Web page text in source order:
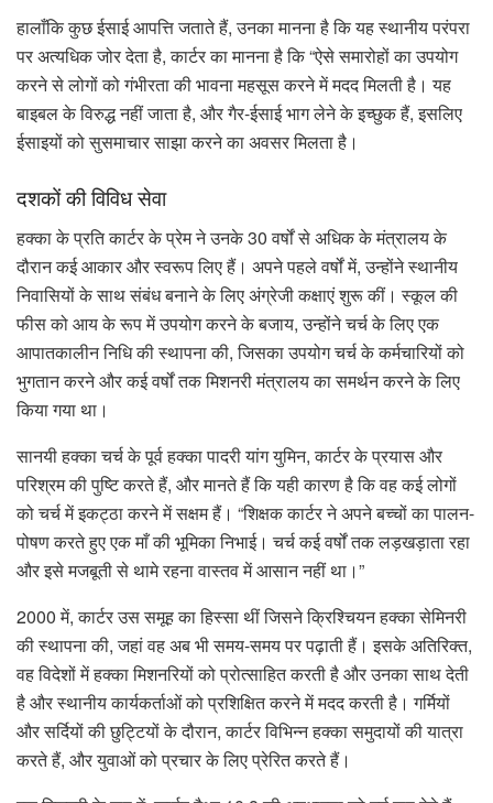
हालाँकि कुछ ईसाई आपत्ति जताते हैं, उनका मानना ​​है कि यह स्थानीय परंपरा
पर अत्यधिक जोर देता है, कार्टर का मानना ​​है कि “ऐसे समारोहों का उपयोग
करने से लोगों को गंभीरता की भावना महसूस करने में मदद मिलती है। यह
बाइबल के विरुद्ध नहीं जाता है, और गैर-ईसाई भाग लेने के इच्छुक हैं, इसलिए
ईसाइयों को सुसमाचार साझा करने का अवसर मिलता है।
दशकों की विविध सेवा
हक्का के प्रति कार्टर के प्रेम ने उनके 30 वर्षों से अधिक के मंत्रालय के
दौरान कई आकार और स्वरूप लिए हैं। अपने पहले वर्षों में, उन्होंने स्थानीय
निवासियों के साथ संबंध बनाने के लिए अंग्रेजी कक्षाएं शुरू कीं। स्कूल की
फीस को आय के रूप में उपयोग करने के बजाय, उन्होंने चर्च के लिए एक
आपातकालीन निधि की स्थापना की, जिसका उपयोग चर्च के कर्मचारियों को
भुगतान करने और कई वर्षों तक मिशनरी मंत्रालय का समर्थन करने के लिए
किया गया था।
सानयी हक्का चर्च के पूर्व हक्का पादरी यांग युमिन, कार्टर के प्रयास और
परिश्रम की पुष्टि करते हैं, और मानते हैं कि यही कारण है कि वह कई लोगों
को चर्च में इकट्ठा करने में सक्षम हैं। “शिक्षक कार्टर ने अपने बच्चों का पालन-
पोषण करते हुए एक माँ की भूमिका निभाई। चर्च कई वर्षों तक लड़खड़ाता रहा
और इसे मजबूती से थामे रहना वास्तव में आसान नहीं था।”
2000 में, कार्टर उस समूह का हिस्सा थीं जिसने क्रिश्चियन हक्का सेमिनरी
की स्थापना की, जहां वह अब भी समय-समय पर पढ़ाती हैं। इसके अतिरिक्त,
वह विदेशों में हक्का मिशनरियों को प्रोत्साहित करती है और उनका साथ देती
है और स्थानीय कार्यकर्ताओं को प्रशिक्षित करने में मदद करती है। गर्मियों
और सर्दियों की छुट्टियों के दौरान, कार्टर विभिन्न हक्का समुदायों की यात्रा
करते हैं, और युवाओं को प्रचार के लिए प्रेरित करते हैं।